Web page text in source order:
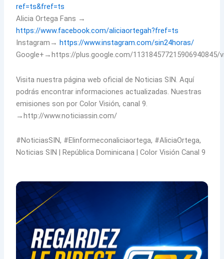
ref=ts&fref=ts
Alicia Ortega Fans →
https://www.facebook.com/aliciaortegah?fref=ts
Instagram→ https://www.instagram.com/sin24horas/
Google+→https://plus.google.com/113184577215906940845/
Visita nuestra página web oficial de Noticias SIN. Aquí
podrás encontrar informaciones actualizadas. Nuestras
emisiones son por Color Visión, canal 9.
→http://www.noticiassin.com/
#NoticiasSIN, #Elinformeconaliciaortega, #AliciaOrtega,
Noticias SIN | República Dominicana | Color Visión Canal 9